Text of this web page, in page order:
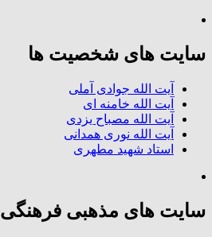
سایت های شخصیت ها
آیت الله جوادی آملی
آیت الله خامنه ای
آیت الله مصباح یزدی
آیت الله نوری همدانی
استاد شهید مطهری
سایت های مذهبی فرهنگی